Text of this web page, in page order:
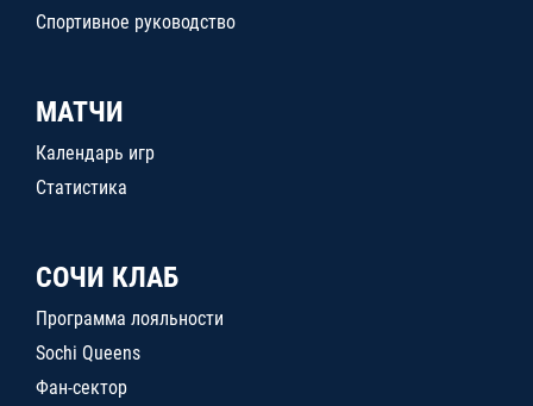
Спортивное руководство
МАТЧИ
Календарь игр
Статистика
СОЧИ КЛАБ
Программа лояльности
Sochi Queens
Фан-сектор